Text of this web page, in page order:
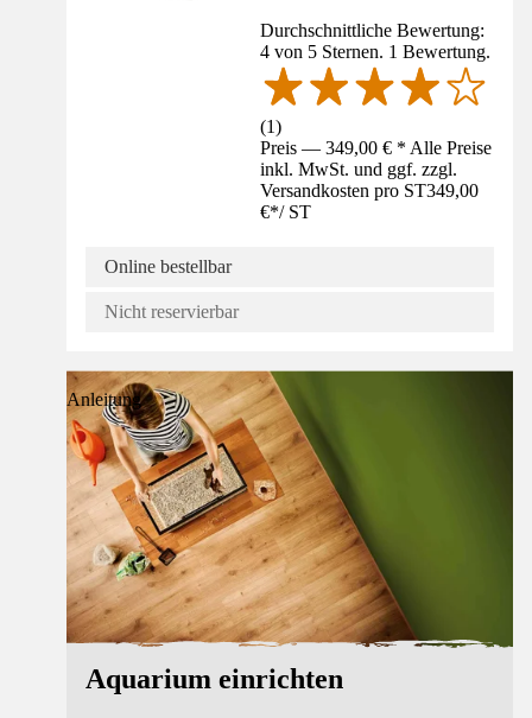
Durchschnittliche Bewertung:
4 von 5 Sternen. 1 Bewertung.
(1)
Preis — 349,00 € * Alle Preise
inkl. MwSt. und ggf. zzgl.
Versandkosten pro ST349,00
€*/ ST
Online bestellbar
Nicht reservierbar
Anleitung
Aquarium einrichten